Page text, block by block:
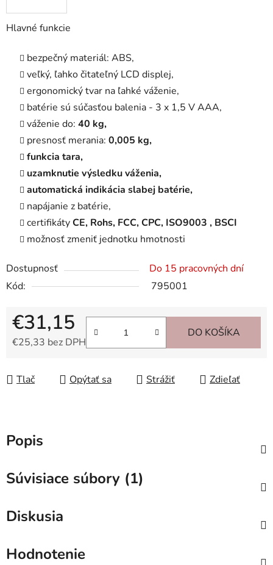
Hlavné funkcie
bezpečný materiál: ABS,
veľký, ľahko čitateľný LCD displej,
ergonomický tvar na ľahké váženie,
batérie sú súčasťou balenia - 3 x 1,5 V AAA,
váženie do: 40 kg,
presnosť merania: 0,005 kg,
funkcia tara,
uzamknutie výsledku váženia,
automatická indikácia slabej batérie,
napájanie z batérie,
certifikátyCE, Rohs, FCC, CPC, ISO9003 , BSCI
možnosť zmeniť jednotku hmotnosti
Dostupnosť
Do 15 pracovných dní
Kód:
795001
€31,15
€25,33 bez DPH
DO KOŠÍKA
Tlač Opýtať sa Strážiť Zdieľať
Popis
Súvisiace súbory (1)
Diskusia
Hodnotenie